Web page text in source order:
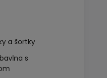
a šortky
s